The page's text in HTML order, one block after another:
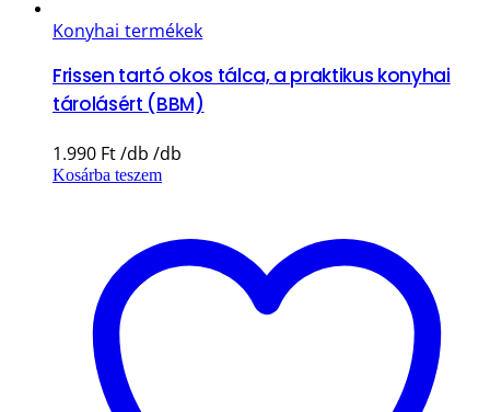
Konyhai termékek
Frissen tartó okos tálca, a praktikus konyhai
tárolásért (BBM)
1.990 Ft
Kosárba teszem